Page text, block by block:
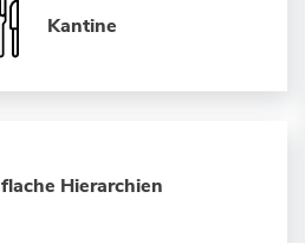
Kantine
flache Hierarchien